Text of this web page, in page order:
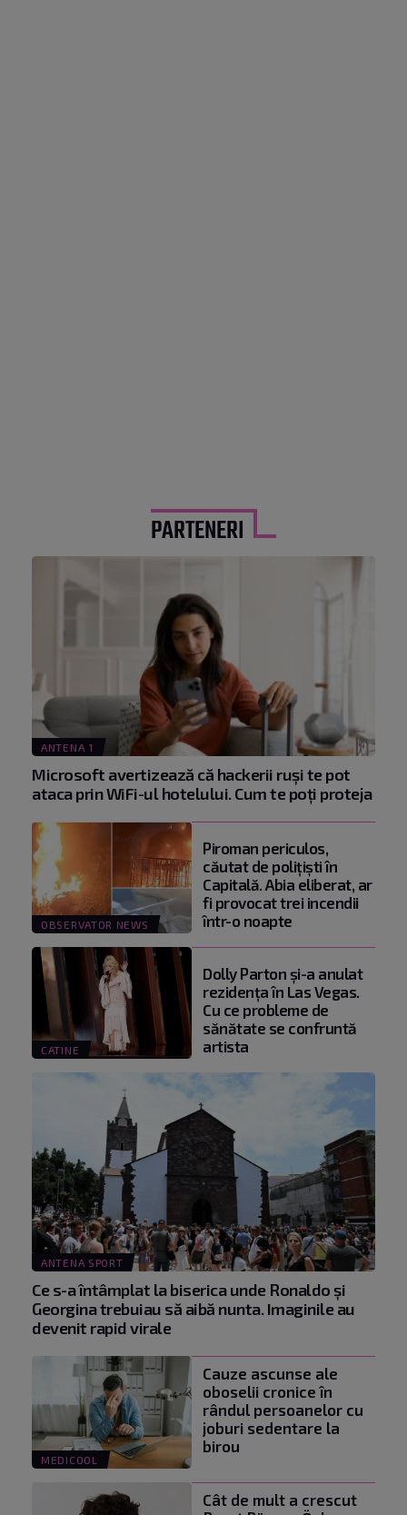
PARTENERI
ANTENA 1
Microsoft avertizează că hackerii ruși te pot
ataca prin WiFi-ul hotelului. Cum te poți proteja
OBSERVATOR NEWS
Piroman periculos,
căutat de poliţişti în
Capitală. Abia eliberat, ar
fi provocat trei incendii
într-o noapte
CATINE
Dolly Parton și-a anulat
rezidența în Las Vegas.
Cu ce probleme de
sănătate se confruntă
artista
ANTENA SPORT
Ce s-a întâmplat la biserica unde Ronaldo şi
Georgina trebuiau să aibă nunta. Imaginile au
devenit rapid virale
MEDICOOL
Cauze ascunse ale
oboselii cronice în
rândul persoanelor cu
joburi sedentare la
birou
Cât de mult a crescut